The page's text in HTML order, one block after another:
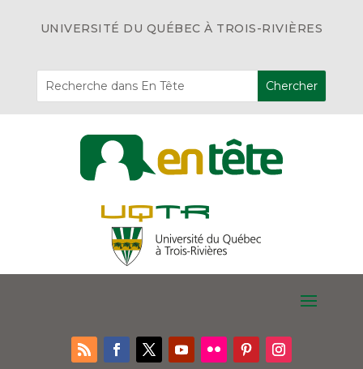
UNIVERSITÉ DU QUÉBEC À TROIS-RIVIÈRES